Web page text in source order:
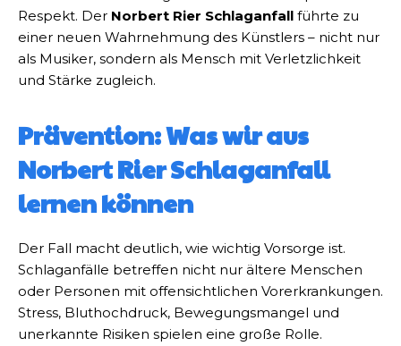
Respekt. Der Norbert Rier Schlaganfall führte zu
einer neuen Wahrnehmung des Künstlers – nicht nur
als Musiker, sondern als Mensch mit Verletzlichkeit
und Stärke zugleich.
Prävention: Was wir aus
Norbert Rier Schlaganfall
lernen können
Der Fall macht deutlich, wie wichtig Vorsorge ist.
Schlaganfälle betreffen nicht nur ältere Menschen
oder Personen mit offensichtlichen Vorerkrankungen.
Stress, Bluthochdruck, Bewegungsmangel und
unerkannte Risiken spielen eine große Rolle.